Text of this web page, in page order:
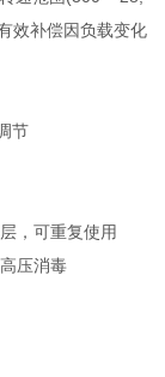
效补偿因负载变化
节
，可重复使用
压消毒